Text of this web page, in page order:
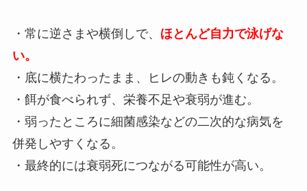
・常に逆さまや横倒しで、 ほとんど自力で泳げな
い。
・底に横たわったまま、ヒレの動きも鈍くなる。
・餌が食べられず、栄養不足や衰弱が進む。
・弱ったところに細菌感染などの二次的な病気を
併発しやすくなる。
・最終的には衰弱死につながる可能性が高い。